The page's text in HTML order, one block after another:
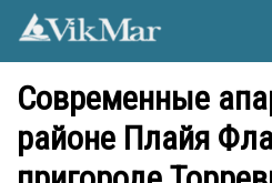
Современные
районе Плайя